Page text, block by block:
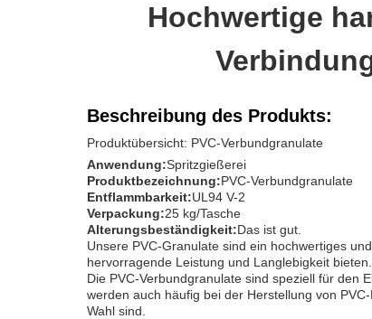
Hochwertige
Beschreibung des Produkts:
Produktübersicht: PVC-Verbundgranulate
Anwendung:Spritzgießerei
Produktbezeichnung:PVC-Verbundgranulate
Entflammbarkeit:UL94 V-2
Verpackung:25 kg/Tasche
Alterungsbeständigkeit:Das ist gut.
Unsere PVC-Granulate sind ein hochwertiges
hervorragende Leistung und Langlebigkeit bieten..
Die PVC-Verbundgranulate sind speziell für den
werden auch häufig bei der Herstellung von
Wahl sind.